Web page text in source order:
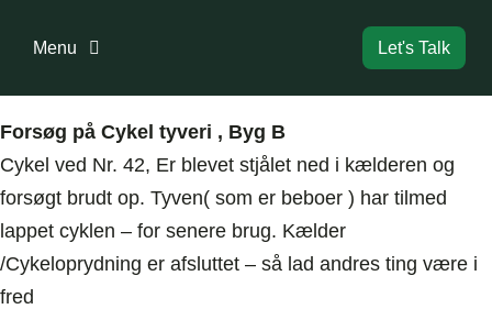
Menu
Forside
Bestyrelse
Dokumenter
Let's Talk
Forsøg på Cykel tyveri , Byg B
Cykel ved Nr. 42, Er blevet stjålet ned i kælderen og
forsøgt brudt op. Tyven( som er beboer ) har tilmed
lappet cyklen – for senere brug. Kælder
/Cykeloprydning er afsluttet – så lad andres ting være i
fred